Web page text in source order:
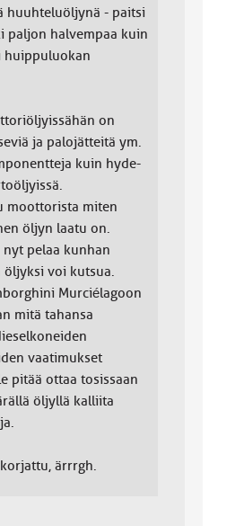
huuhteluöljynä - paitsi
paljon halvempaa kuin
huippuluokan
on
ja palojätteitä ym.
kuin hyde-
moottorista miten
öljyn laatu on.
nyt pelaa kunhan
voi kutsua.
Murciélagoon
mitä tahansa
vaatimukset
pitää ottaa tosissaan
öljyllä kalliita
ärrrgh.